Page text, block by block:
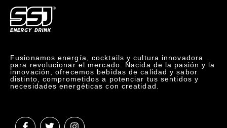
Fusionamos energía, cocktails y cultura innovadora
para revolucionar el mercado. Nacida de la pasión y la
innovación, ofrecemos bebidas de calidad y sabor
distinto, comprometidos a potenciar tus sentidos y
necesidades energéticas con creatidad.
F
T
I